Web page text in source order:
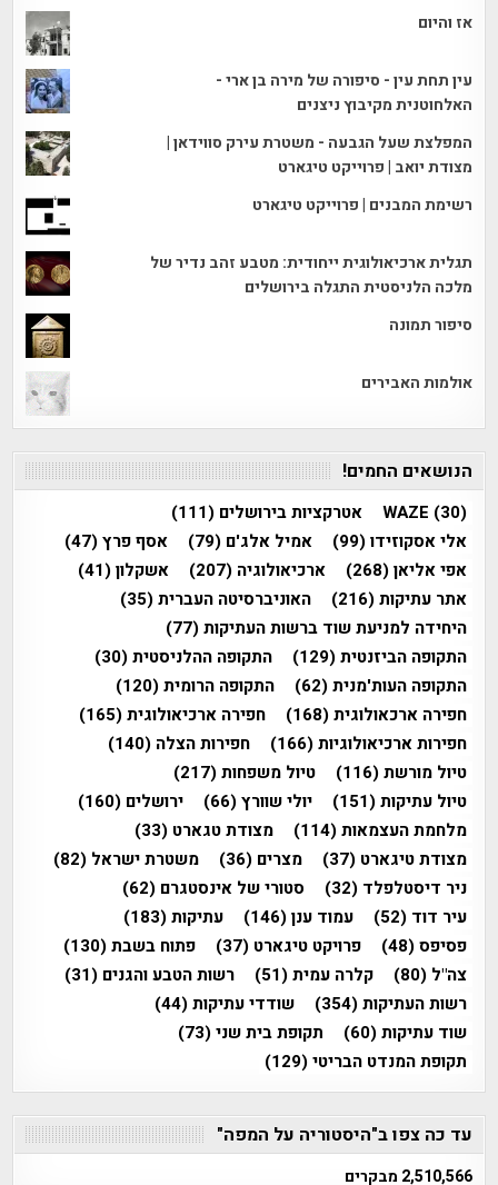
אז והיום
עין תחת עין - סיפורה של מירה בן ארי -
האלחוטנית מקיבוץ ניצנים
המפלצת שעל הגבעה - משטרת עירק סווידאן |
מצודת יואב | פרוייקט טיגארט
רשימת המבנים | פרוייקט טיגארט
תגלית ארכיאולוגית ייחודית: מטבע זהב נדיר של
מלכה הלניסטית התגלה בירושלים
סיפור תמונה
אולמות האבירים
הנושאים החמים!
WAZE (30) אטרקציות בירושלים (111)
אלי אסקוזידו(99) אמיל אלג'ם (79) אסף פרץ(47)
אפי אליאן(268) ארכיאולוגיה (207) אשקלון(41)
אתר עתיקות(216) האוניברסיטה העברית(35)
היחידה למניעת שוד ברשות העתיקות(77)
התקופה הביזנטית(129) התקופה ההלניסטית(30)
התקופה העות'מנית(62) התקופה הרומית(120)
חפירה ארכאולוגית(168) חפירה ארכיאולוגית(165)
חפירות ארכיאולוגיות(166) חפירות הצלה (140)
טיול מורשת(116) טיול משפחות(217)
טיול עתיקות(151) יולי שוורץ(66) ירושלים (160)
מלחמת העצמאות(114) מצודת טגארט (33)
מצודת טיגארט (37) מצרים (36) משטרת ישראל (82)
ניר דיסטלפלד (32) סטורי של אינסטגרם (62)
עיר דוד (52) עמוד ענן(146) עתיקות(183)
פסיפס(48) פרויקט טיגארט (37) פתוח בשבת(130)
צה"ל (80) קלרה עמית(51) רשות הטבע והגנים (31)
רשות העתיקות(354) שודדי עתיקות(44)
שוד עתיקות(60) תקופת בית שני(73)
תקופת המנדט הבריטי(129)
עד כה צפו ב"היסטוריה על המפה"
2,510,566 מבקרים